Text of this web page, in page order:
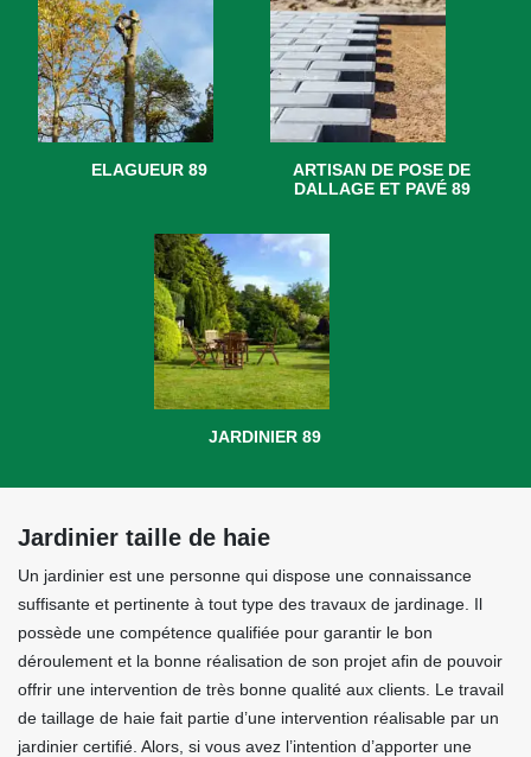
ELAGUEUR 89
ARTISAN DE POSE DE
DALLAGE ET PAVÉ 89
JARDINIER 89
Jardinier taille de haie
Un jardinier est une personne qui dispose une connaissance
suffisante et pertinente à tout type des travaux de jardinage. Il
possède une compétence qualifiée pour garantir le bon
déroulement et la bonne réalisation de son projet afin de pouvoir
offrir une intervention de très bonne qualité aux clients. Le travail
de taillage de haie fait partie d’une intervention réalisable par un
jardinier certifié. Alors, si vous avez l’intention d’apporter une